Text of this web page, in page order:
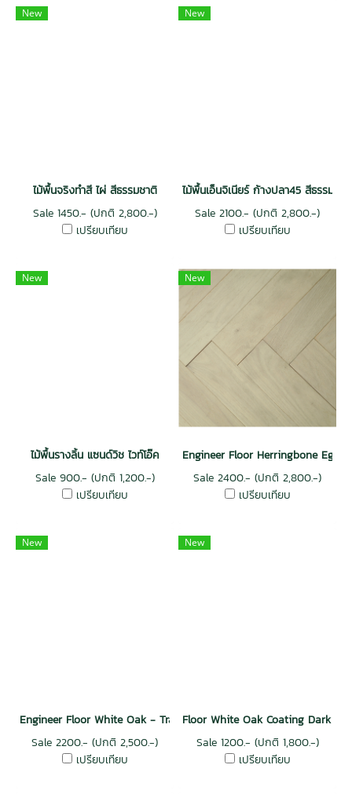
New
ไม้พื้นจริงทำสี ไผ่ สีธรรมชาติ
Sale 1450.- (ปกติ 2,800.-)
เปรียบเทียบ
New
ไม้พื้นเอ็นจิเนียร์ ก้างปลา45 สีธรรมชาติ
Sale 2100.- (ปกติ 2,800.-)
เปรียบเทียบ
New
ไม้พื้นรางลิ้น แซนด์วิช ไวท์โอ๊ค
Sale 900.- (ปกติ 1,200.-)
เปรียบเทียบ
New
Engineer Floor Herringbone Egg
Sale 2400.- (ปกติ 2,800.-)
เปรียบเทียบ
New
Engineer Floor White Oak - Trawy
Sale 2200.- (ปกติ 2,500.-)
เปรียบเทียบ
New
Floor White Oak Coating Dark
Sale 1200.- (ปกติ 1,800.-)
เปรียบเทียบ